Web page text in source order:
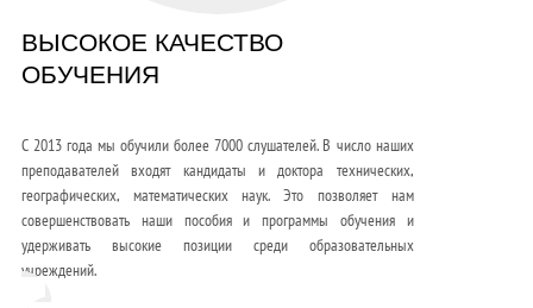
ВЫСОКОЕ КАЧЕСТВО
ОБУЧЕНИЯ
С 2013 года мы обучили более 7000 слушателей. В число наших
преподавателей входят кандидаты и доктора технических,
географических, математических наук. Это позволяет нам
совершенствовать наши пособия и программы обучения и
удерживать высокие позиции среди образовательных
учреждений.